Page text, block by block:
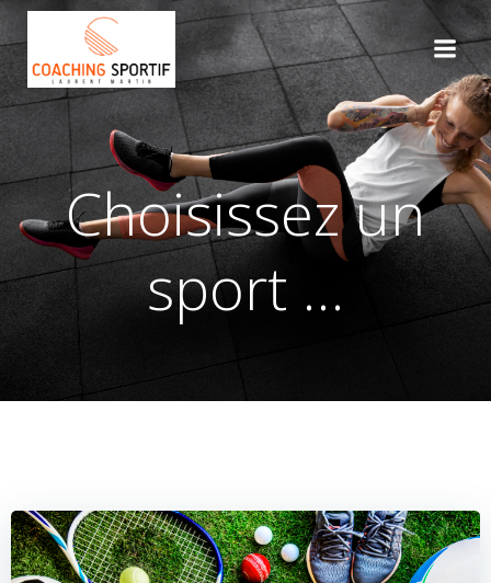
Aller
au
contenu
Choisissez un
sport …